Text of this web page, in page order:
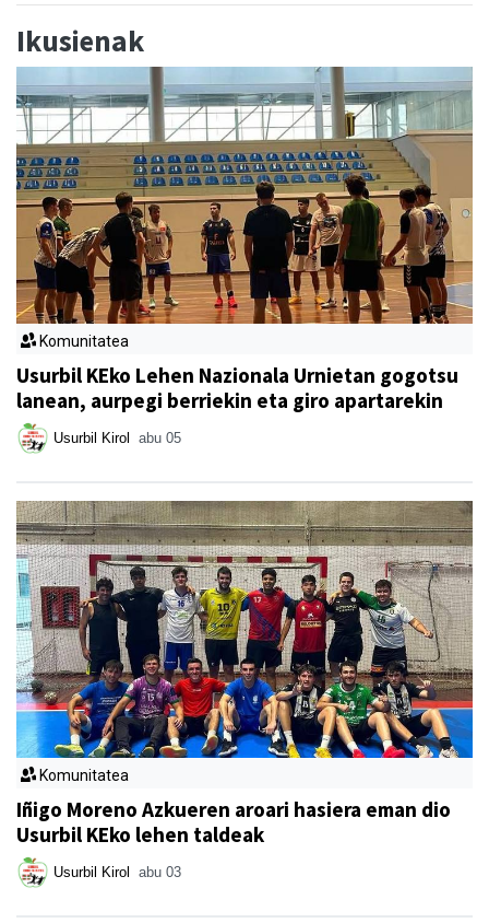
Ikusienak
Komunitatea
Usurbil KEko Lehen Nazionala Urnietan gogotsu
lanean, aurpegi berriekin eta giro apartarekin
Usurbil Kirol abu 05
Komunitatea
Iñigo Moreno Azkueren aroari hasiera eman dio
Usurbil KEko lehen taldeak
Usurbil Kirol abu 03